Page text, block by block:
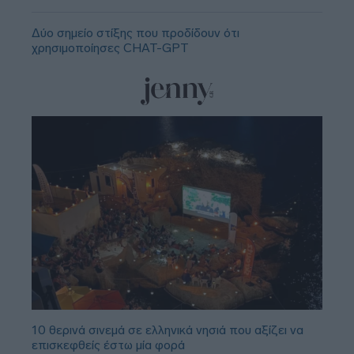
Δύο σημείο στίξης που προδίδουν ότι
χρησιμοποίησες CHAT-GPT
10 θερινά σινεμά σε ελληνικά νησιά που αξίζει να
επισκεφθείς έστω μία φορά